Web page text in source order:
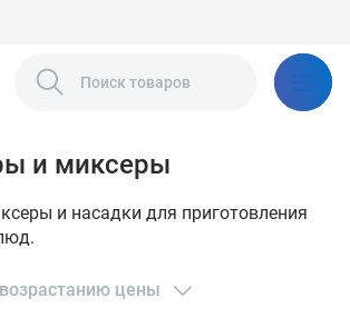
и миксеры
и насадки для приготовления
цены